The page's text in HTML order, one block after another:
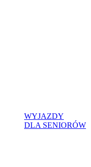
WYJAZDY
DLA SENIORÓW